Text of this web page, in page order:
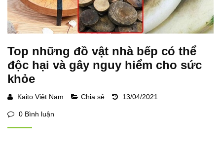
Top những đồ vật nhà bếp có thể
độc hại và gây nguy hiểm cho sức
khỏe
Kaito Việt Nam Chia sẻ 13/04/2021
0 Bình luận